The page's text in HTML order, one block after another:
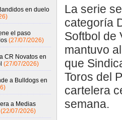
en duelo
el paso
(27/07/2026)
CR Novatos en
(27/07/2026)
a Bulldogs en
a Medias
(22/07/2026)
La serie
categoría
Softbol de
mantuvo
que
Toros del
cartelera
semana.